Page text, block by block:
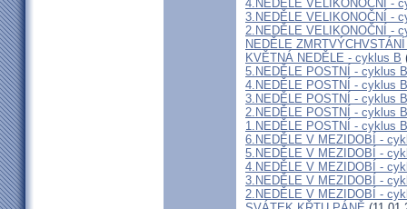
4.NEDĚLE VELIKONOČNÍ -
3.NEDĚLE VELIKONOČNÍ -
2.NEDĚLE VELIKONOČNÍ -
NEDĚLE
KVĚTNÁ NEDĚLE - cyklus B
5.NEDĚLE POSTNÍ - cyklus B
4.NEDĚLE POSTNÍ - cyklus B
3.NEDĚLE POSTNÍ - cyklus B
2.NEDĚLE POSTNÍ - cyklus B
1.NEDĚLE POSTNÍ - cyklus B
6.NEDĚLE V MEZIDOBÍ -
5.NEDĚLE V MEZIDOBÍ -
4.NEDĚLE V MEZIDOBÍ -
3.NEDĚLE V MEZIDOBÍ -
2.NEDĚLE V MEZIDOBÍ -